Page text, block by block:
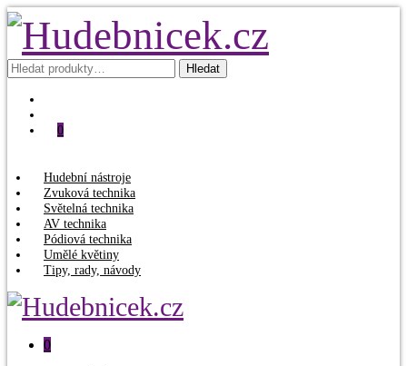
Hledat: Hledat
0
Hudební nástroje
Zvuková technika
Světelná technika
AV technika
Pódiová technika
Umělé květiny
Tipy, rady, návody
0